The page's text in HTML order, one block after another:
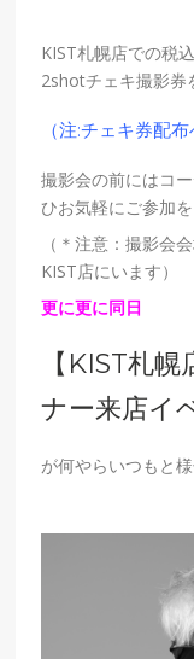
KIST札幌店での税
2shotチェキ撮影券
（注:チェキ券配
撮影会の前にはコ
ひお気軽にご参加を
（＊注意：撮影会
KIST店にいます）
更に更に同日
【KIST札
ナー来店イ
が何やらいつもと